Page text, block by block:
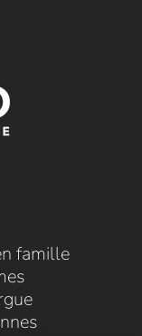
famille